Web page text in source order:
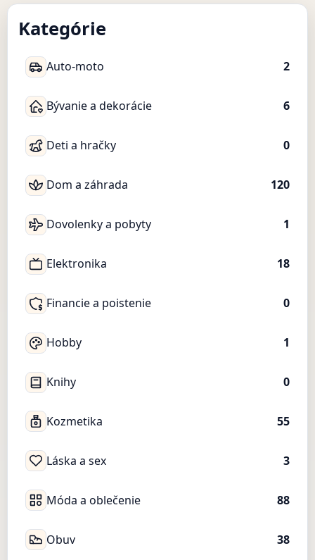
Kategórie
Auto-moto 2
Bývanie a dekorácie 6
Deti a hračky 0
Dom a záhrada 120
Dovolenky a pobyty 1
Elektronika 18
Financie a poistenie 0
Hobby 1
Knihy 0
Kozmetika 55
Láska a sex 3
Móda a oblečenie 88
Obuv 38